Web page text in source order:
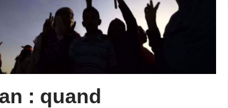
: quand